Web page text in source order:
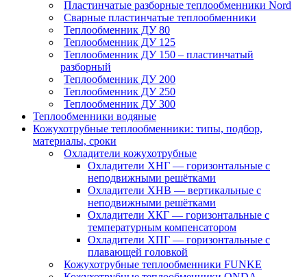
Пластинчатые разборные теплообменники Nord
Сварные пластинчатые теплообменники
Теплообменник ДУ 80
Теплообменник ДУ 125
Теплообменник ДУ 150 – пластинчатый
разборный
Теплообменник ДУ 200
Теплообменник ДУ 250
Теплообменник ДУ 300
Теплообменники водяные
Кожухотрубные теплообменники: типы, подбор,
материалы, сроки
Охладители кожухотрубные
Охладители ХНГ — горизонтальные с
неподвижными решётками
Охладители ХНВ — вертикальные с
неподвижными решётками
Охладители ХКГ — горизонтальные с
температурным компенсатором
Охладители ХПГ — горизонтальные с
плавающей головкой
Кожухотрубные теплообменники FUNKE